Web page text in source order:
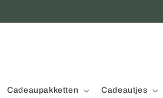
Cadeaupakketten Cadeautjes